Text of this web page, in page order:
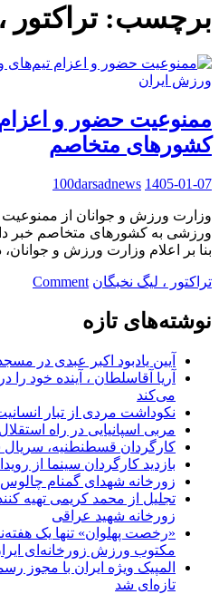
برچسب:
ورزش ایران
ممنوعیت حضور و
کشورهای متخاصم
100darsadnews 1405-01-07
وزارت ورزش و جوانان از
بنا بر اعلام وزارت ورزش و
تراکتور ، لیگ نخبگان Comment
on
نوشته‌های تازه
آیین یادبود اکبر عبدی در
آریا آقاسلطان ، آینده
می‌کند
نکوداشت مردی از تبار
مربی اسپانیایی در راه استقلال
کارگردان قسطنطنیه،
بازدید کارگردان سینما از
زورخانه شهدای گمنام چالوس
تجلیل از محمد کریمی تهیه
زورخانه شهید عراقی
«رخصت پهلوان» تنها یک
مکتوب ورزش زورخانه‌ای
المپیک ویژه ایران با
تازه‌ای شد